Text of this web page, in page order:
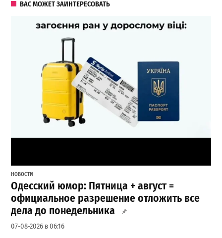
ВАС МОЖЕТ ЗАИНТЕРЕСОВАТЬ
НОВОСТИ
Одесский юмор: Пятница + август =
официальное разрешение отложить все
дела до понедельника
07-08-2026 в 06:16